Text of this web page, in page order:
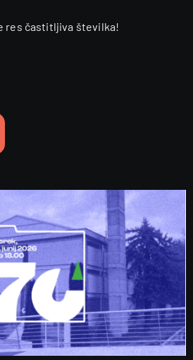
res častitljiva številka!